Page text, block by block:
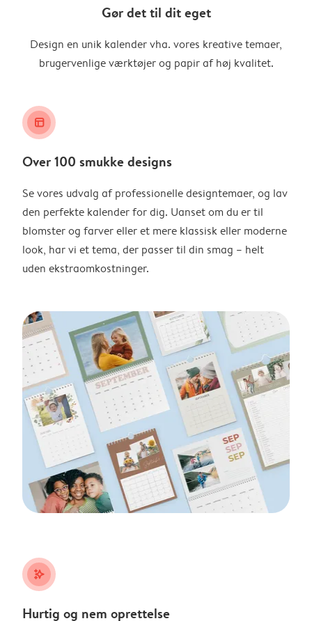
Gør det til dit eget
Design en unik kalender vha. vores kreative temaer,
brugervenlige værktøjer og papir af høj kvalitet.
layout_alt
Over 100 smukke designs
Se vores udvalg af professionelle designtemaer, og lav
den perfekte kalender for dig. Uanset om du er til
blomster og farver eller et mere klassisk eller moderne
look, har vi et tema, der passer til din smag – helt
uden ekstraomkostninger.
stars_plus
Hurtig og nem oprettelse